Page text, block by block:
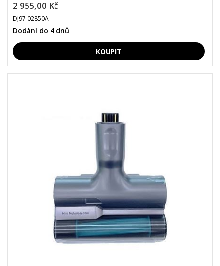
2 955,00 Kč
DJ97-02850A
Dodání do 4 dnů